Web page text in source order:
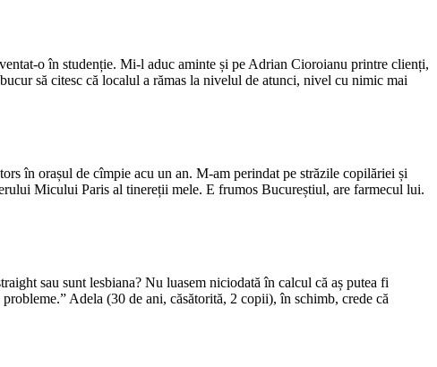
o în studenție. Mi-l aduc aminte și pe Adrian Cioroianu printre clienți,
să citesc că localul a rămas la nivelul de atunci, nivel cu nimic mai
în orașul de cîmpie acu un an. M-am perindat pe străzile copilăriei și
Micului Paris al tinereții mele. E frumos Bucureștiul, are farmecul lui.
sau sunt lesbiana? Nu luasem niciodată în calcul că aș putea fi
Adela (30 de ani, căsătorită, 2 copii), în schimb, crede că